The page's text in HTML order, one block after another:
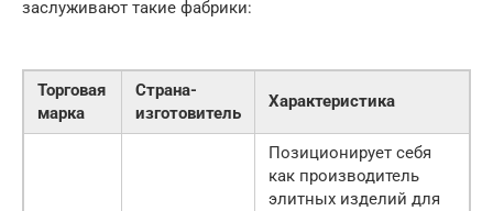
заслуживают такие фабрики:
Торговая
марка
Страна-
изготовитель
Характеристика
Позиционирует себя
как производитель
элитных изделий для